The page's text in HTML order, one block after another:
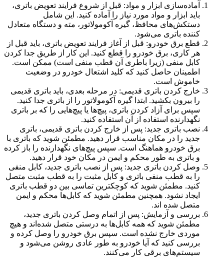
آماده‌سازی ابزار و مواد: قبل از شروع فرایند تعویض باتری،
باید ابزار و مواد مورد نیاز را آماده کنید. این شامل
دستکش‌های محافظ، گیره آکومولاتور، مته و دستگاه متعادل
کننده باتری می‌شود.
قطع برق خودرو: قبل از آغاز فرایند تعویض باتری، باید قبل از
هر کاری، برق خودرو را قطع کنید. این کار از طریق جدا کردن
کابل منفی (زیرا باطری آن قطب منفی است) ممکن است.
اطمینان حاصل کنید که کلید اشتعال خودرو در وضعیت
خاموش است.
خارج کردن باتری قدیمی: در مرحله بعدی، باید باتری قدیمی
را بیرون بکشید. ابتدا گیره آکومولاتور را از باتری جدا کنید.
سپس برای آزاد کردن باتری، پیچ‌ها یا پیچ‌هایی را که بر باتری
نگهدارنده استفاده از آن استفاده کنید.
نصب باتری جدید: پس از خارج کردن باتری قدیمی، باتری
جدید را در مکان مناسب قرار دهید. مطمئن شوید که باتری با
برق خودرو هماهنگ است. سپس پیچ‌های نگهدارنده را باز کرده
و باتری به طور محکم و ایمن در مکان خود قرار دهید.
وصل کردن باتری جدید: پس از نصب باتری جدید، کابل منفی
را به قطب منفی باتری و کابل مثبت را به قطب مثبت متصل
کنید. مطمئن شوید که کوچکترین تماسی بین دو قطب باتری
ایجاد نشود. همچنین مطمئن شوید که کابل‌ها محکم و ایمن
متصل شده اند.
بررسی و آزمایش: پس از اتمام وصل کردن باتری جدید،
مطمئن شوید که همه کابل‌ها به درستی متصل شده‌اند و هیچ
موردی خارج نشده است. سپس برق خودرو را وصل کرده و
بررسی کنید که آیا خودرو به طور عادی روشن می‌شود و
سیستم‌های برقی کار می‌کنند.